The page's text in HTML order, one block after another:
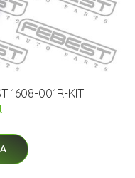
1608-001R-KIT